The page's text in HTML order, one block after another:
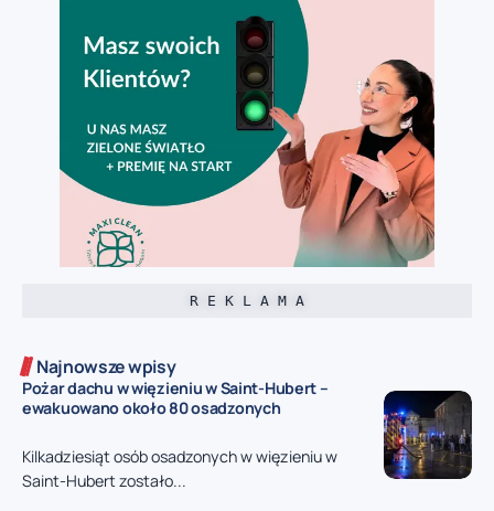
R E K L A M A
Najnowsze wpisy
Pożar dachu w więzieniu w Saint-Hubert –
ewakuowano około 80 osadzonych
Kilkadziesiąt osób osadzonych w więzieniu w
Saint-Hubert zostało...